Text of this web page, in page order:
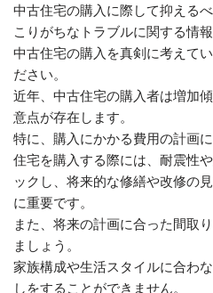
中古住宅の購入に際して抑える
こりがちなトラブルに関する情
中古住宅の購入を真剣に考えて
ださい。
近年、中古住宅の購入者は増加
意点が存在します。
特に、購入にかかる費用の計画
住宅を購入する際には、耐震性
ックし、将来的な修繕や改修の
に重要です。
また、将来の計画に合った間取
ましょう。
家族構成や生活スタイルに合わ
しをすることができません。